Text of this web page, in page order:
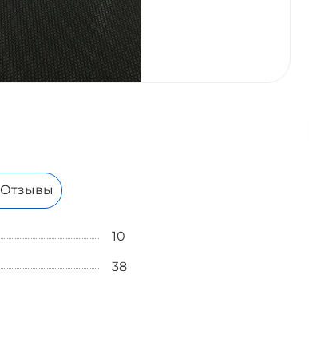
Отзывы
10
38